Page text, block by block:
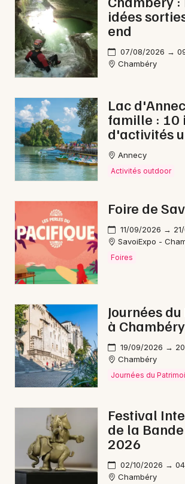
73 - Savoie
Choisir mes départements
Mon email
idées
end
07/08/2026 →
Chambéry
Lac
famille : 10
d'activités
Annecy
Activités outdoor
Foire de
11/09/2026 →
SavoiExpo -
Foires
Journées
à
19/09/2026 →
Chambéry
Journées du
Festival
de la
2026
02/10/2026 →
Chambéry